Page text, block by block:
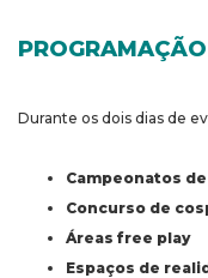
PROGRAMAÇÃO
Durante os dois dias de
Campeonatos
Concurso de
Áreas free play
Espaços de